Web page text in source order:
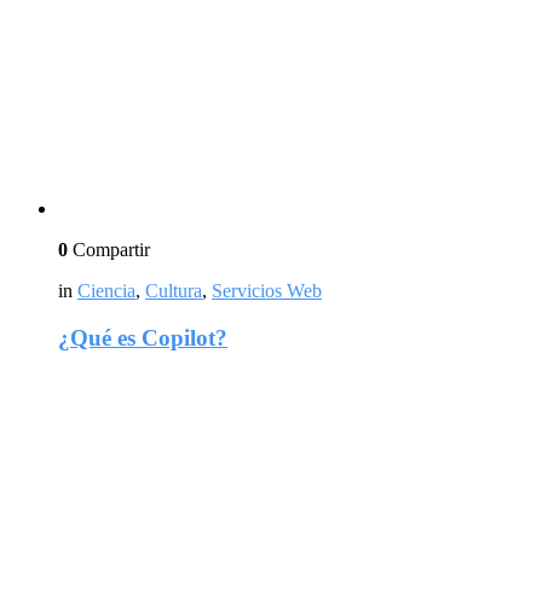
0 Compartir
in Ciencia, Cultura, Servicios Web
¿Qué es Copilot?